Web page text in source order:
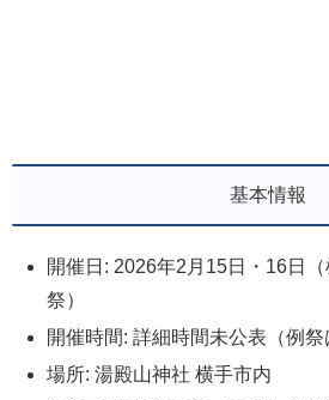
基本情報
開催日: 2026年2月15日・16日
祭）
開催時間: 詳細時間未公表（例祭
場所: 湯殿山神社 横手市内